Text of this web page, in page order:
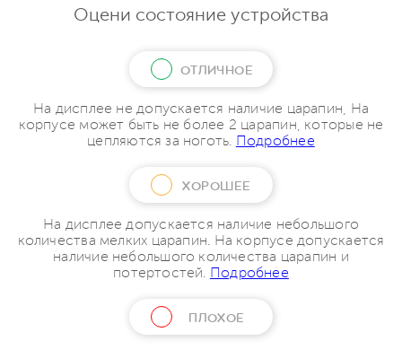
Оцени состояние устройства
ОТЛИЧНОЕ
На дисплее не допускается наличие царапин, На
корпусе может быть не более 2 царапин, которые не
цепляются за ноготь. Подробнее
ХОРОШЕЕ
На дисплее допускается наличие небольшого
количества мелких царапин. На корпусе допускается
наличие небольшого количества царапин и
потертостей. Подробнее
ПЛОХОЕ